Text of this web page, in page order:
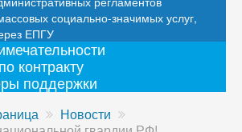
социально-значимых услуг,
ЕПГУ
контракту
поддержки
Новости